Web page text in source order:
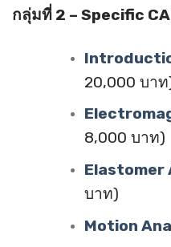
กลุ่มที่ 2 – Specific
20,000 บาท
8,000 บาท)
Elastomer
บาท)
Motion